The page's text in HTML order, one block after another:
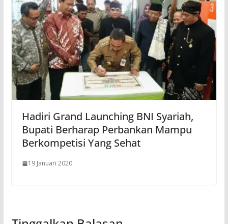
Hadiri Grand Launching BNI Syariah,
Bupati Berharap Perbankan Mampu
Berkompetisi Yang Sehat
19 Januari 2020